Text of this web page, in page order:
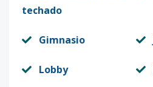
techado
Gimnasio
Lobby